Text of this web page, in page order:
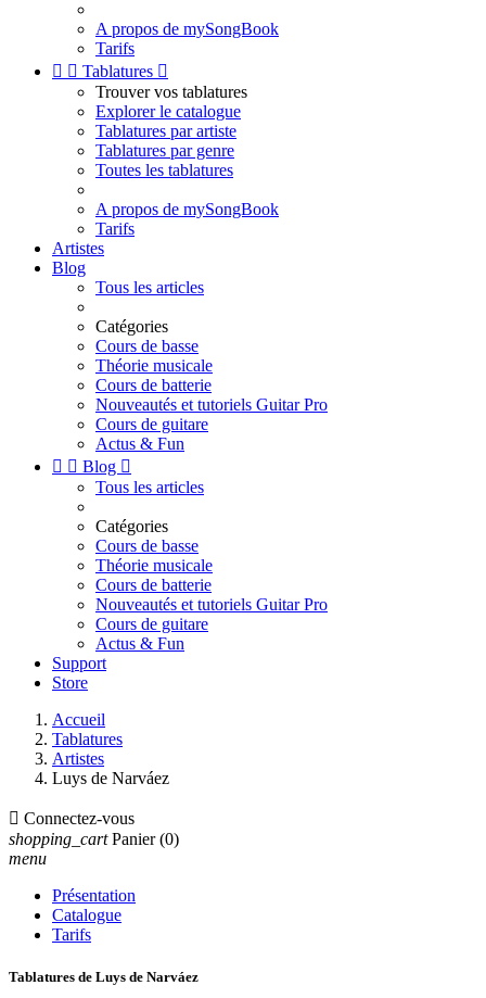
A propos de mySongBook
Tarifs
  Tablatures 
Trouver vos tablatures
Explorer le catalogue
Tablatures par artiste
Tablatures par genre
Toutes les tablatures
A propos de mySongBook
Tarifs
Artistes
Blog
Tous les articles
Catégories
Cours de basse
Théorie musicale
Cours de batterie
Nouveautés et tutoriels Guitar Pro
Cours de guitare
Actus & Fun
  Blog 
Tous les articles
Catégories
Cours de basse
Théorie musicale
Cours de batterie
Nouveautés et tutoriels Guitar Pro
Cours de guitare
Actus & Fun
Support
Store
Accueil
Tablatures
Artistes
Luys de Narváez
 Connectez-vous
shopping_cart Panier (0)
menu
Présentation
Catalogue
Tarifs
Tablatures de Luys de Narváez